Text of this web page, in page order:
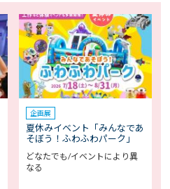
企画展
夏休みイベント「みんなであ
そぼう！ふわふわパーク」
どなたでも/イベントにより異
なる